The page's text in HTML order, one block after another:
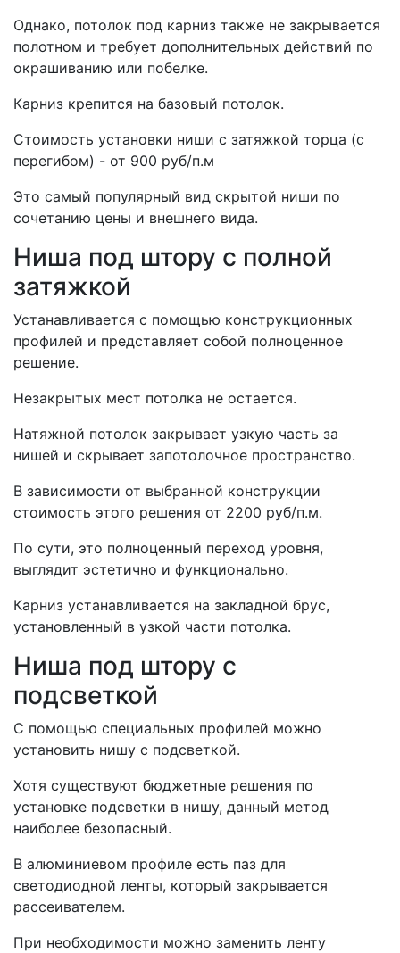
Однако, потолок под карниз также не закрывается
полотном и требует дополнительных действий по
окрашиванию или побелке.
Карниз крепится на базовый потолок.
Стоимость установки ниши с затяжкой торца (с
перегибом) - от 900 руб/п.м
Это самый популярный вид скрытой ниши по
сочетанию цены и внешнего вида.
Ниша под штору с полной
затяжкой
Устанавливается с помощью конструкционных
профилей и представляет собой полноценное
решение.
Незакрытых мест потолка не остается.
Натяжной потолок закрывает узкую часть за
нишей и скрывает запотолочное пространство.
В зависимости от выбранной конструкции
стоимость этого решения от 2200 руб/п.м.
По сути, это полноценный переход уровня,
выглядит эстетично и функционально.
Карниз устанавливается на закладной брус,
установленный в узкой части потолка.
Ниша под штору с
подсветкой
С помощью специальных профилей можно
установить нишу с подсветкой.
Хотя существуют бюджетные решения по
установке подсветки в нишу, данный метод
наиболее безопасный.
В алюминиевом профиле есть паз для
светодиодной ленты, который закрывается
рассеивателем.
При необходимости можно заменить ленту